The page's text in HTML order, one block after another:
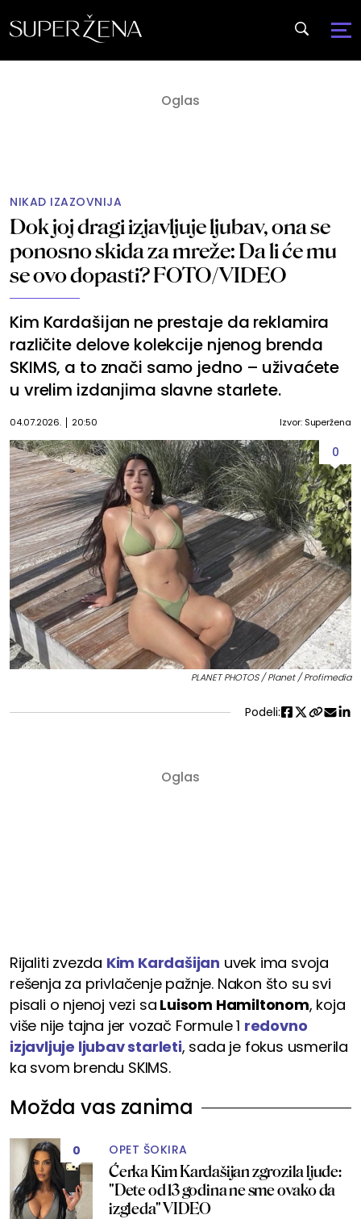
NIKAD IZAZOVNIJA
Dok joj dragi izjavljuje ljubav, ona se
ponosno skida za mreže: Da li će mu
se ovo dopasti? FOTO/VIDEO
Kim Kardašijan ne prestaje da reklamira
različite delove kolekcije njenog brenda
SKIMS, a to znači samo jedno – uživaćete
u vrelim izdanjima slavne starlete.
04.07.2026. 20:50 Izvor: Superžena
0
PLANET PHOTOS / Planet / Profimedia
Podeli:
Rijaliti zvezda Kim Kardašijan uvek ima svoja
rešenja za privlačenje pažnje. Nakon što su svi
pisali o njenoj vezi sa Luisom Hamiltonom, koja
više nije tajna jer vozač Formule 1 redovno
izjavljuje ljubav starleti, sada je fokus usmerila
ka svom brendu SKIMS.
Možda vas zanima
0 OPET ŠOKIRA
Ćerka Kim Kardašijan zgrozila ljude:
"Dete od 13 godina ne sme ovako da
izgleda" VIDEO